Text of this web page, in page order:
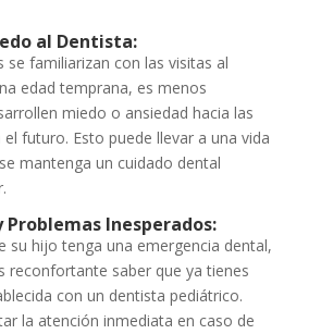
al Dentista:
se familiarizan con las visitas al
edad temprana, es menos
miedo o ansiedad hacia las
futuro. Esto puede llevar a una vida
mantenga un cuidado dental
Problemas Inesperados:
su hijo tenga una emergencia dental,
reconfortante saber que ya tienes
con un dentista pediátrico.
la atención inmediata en caso de